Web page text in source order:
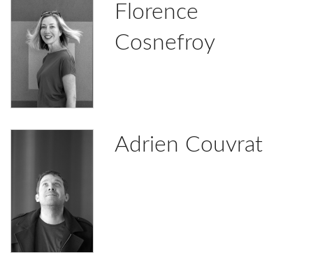
Florence
Cosnefroy
Adrien Couvrat